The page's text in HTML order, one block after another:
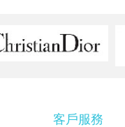
客戶服務